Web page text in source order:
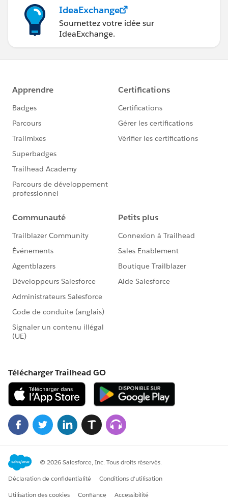
IdeaExchange
Soumettez votre idée sur
IdeaExchange.